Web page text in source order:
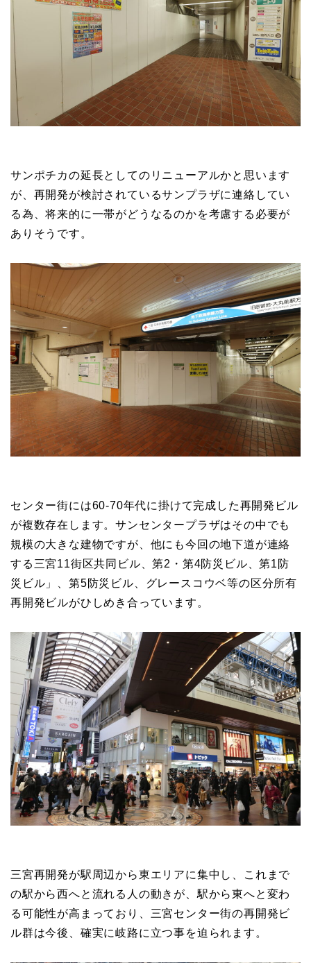
サンポチカの延長としてのリニューアルかと思います
が、再開発が検討されているサンプラザに連絡してい
る為、将来的に一帯がどうなるのかを考慮する必要が
ありそうです。
センター街には60-70年代に掛けて完成した再開発ビル
が複数存在します。サンセンタープラザはその中でも
規模の大きな建物ですが、他にも今回の地下道が連絡
する三宮11街区共同ビル、第2・第4防災ビル、第1防
災ビル」、第5防災ビル、グレースコウベ等の区分所有
再開発ビルがひしめき合っています。
三宮再開発が駅周辺から東エリアに集中し、これまで
の駅から西へと流れる人の動きが、駅から東へと変わ
る可能性が高まっており、三宮センター街の再開発ビ
ル群は今後、確実に岐路に立つ事を迫られます。